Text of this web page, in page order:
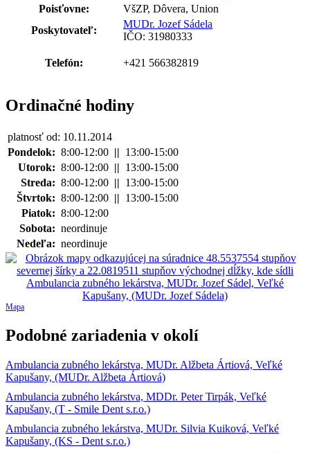
Poisťovne:
VšZP, Dôvera, Union
Poskytovateľ:
MUDr. Jozef Sádela
IČO: 31980333
Telefón: +421 566382819
Ordinačné hodiny
platnosť od: 10.11.2014
Pondelok: 8:00-12:00 || 13:00-15:00
Utorok: 8:00-12:00 || 13:00-15:00
Streda: 8:00-12:00 || 13:00-15:00
Štvrtok: 8:00-12:00 || 13:00-15:00
Piatok: 8:00-12:00
Sobota: neordinuje
Nedeľa: neordinuje
Mapa
Podobné zariadenia v okolí
Ambulancia zubného lekárstva, MUDr. Alžbeta Ártiová, Veľké
Kapušany, (MUDr. Alžbeta Ártiová)
Ambulancia zubného lekárstva, MDDr. Peter Tirpák, Veľké
Kapušany, (T - Smile Dent s.r.o.)
Ambulancia zubného lekárstva, MUDr. Silvia Kuiková, Veľké
Kapušany, (KS - Dent s.r.o.)